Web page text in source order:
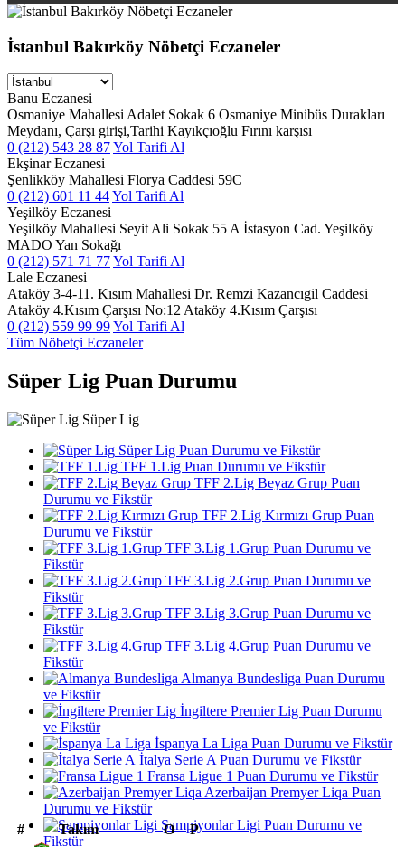
İstanbul Bakırköy Nöbetçi Eczaneler
Banu Eczanesi
Osmaniye Mahallesi Adalet Sokak 6 Osmaniye Minibüs Durakları
Meydanı, Çarşı girişi,Tarihi Kayıkçıoğlu Fırını karşısı
0 (212) 543 28 87Yol Tarifi Al
Ekşinar Eczanesi
Şenlikköy Mahallesi Florya Caddesi 59C
0 (212) 601 11 44Yol Tarifi Al
Yeşilköy Eczanesi
Yeşilköy Mahallesi Seyit Ali Sokak 55 A İstasyon Cad. Yeşilköy
MADO Yan Sokağı
0 (212) 571 71 77Yol Tarifi Al
Lale Eczanesi
Ataköy 3-4-11. Kısım Mahallesi Dr. Remzi Kazancıgil Caddesi
Ataköy 4.Kısım Çarşısı No:12 Ataköy 4.Kısım Çarşısı
0 (212) 559 99 99Yol Tarifi Al
Tüm Nöbetçi Eczaneler
Süper Lig Puan Durumu
Süper Lig
Süper Lig Puan Durumu ve Fikstür
TFF 1.Lig Puan Durumu ve Fikstür
TFF 2.Lig Beyaz Grup Puan
Durumu ve Fikstür
TFF 2.Lig Kırmızı Grup Puan
Durumu ve Fikstür
TFF 3.Lig 1.Grup Puan Durumu ve
Fikstür
TFF 3.Lig 2.Grup Puan Durumu ve
Fikstür
TFF 3.Lig 3.Grup Puan Durumu ve
Fikstür
TFF 3.Lig 4.Grup Puan Durumu ve
Fikstür
Almanya Bundesliga Puan Durumu
ve Fikstür
İngiltere Premier Lig Puan Durumu
ve Fikstür
İspanya La Liga Puan Durumu ve Fikstür
İtalya Serie A Puan Durumu ve Fikstür
Fransa Ligue 1 Puan Durumu ve Fikstür
Azerbaijan Premyer Liqa Puan
Durumu ve Fikstür
Şampiyonlar Ligi Puan Durumu ve
Fikstür
# Takım O
P